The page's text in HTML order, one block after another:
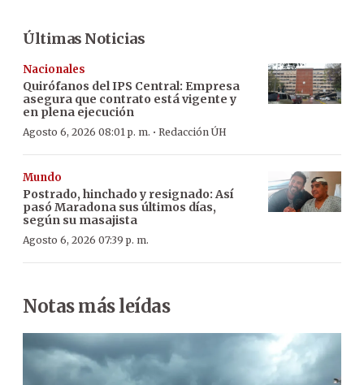
Últimas Noticias
Nacionales
Quirófanos del IPS Central: Empresa
asegura que contrato está vigente y
en plena ejecución
Agosto 6, 2026 08:01 p. m. · Redacción ÚH
Mundo
Postrado, hinchado y resignado: Así
pasó Maradona sus últimos días,
según su masajista
Agosto 6, 2026 07:39 p. m.
Notas más leídas